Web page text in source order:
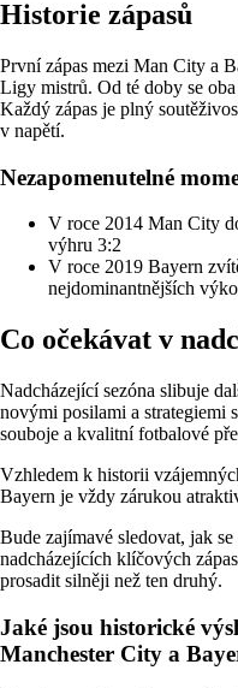
Historie zápasů
První zápas mezi Man City a
Ligy mistrů. Od té doby se
Každý zápas je plný
v napětí.
Nezapomenutelné
V roce 2014 Man City
výhru 3:2
V roce 2019 Bayern
nejdominantnějších
Co očekávat v
Nadcházející sezóna slibuje
novými posilami a strategiemi
souboje a kvalitní fotbalové
Vzhledem k historii
Bayern je vždy zárukou
Bude zajímavé sledovat, jak
nadcházejících klíčových
prosadit silněji než ten druhý.
Jaké jsou historické
Manchester City a